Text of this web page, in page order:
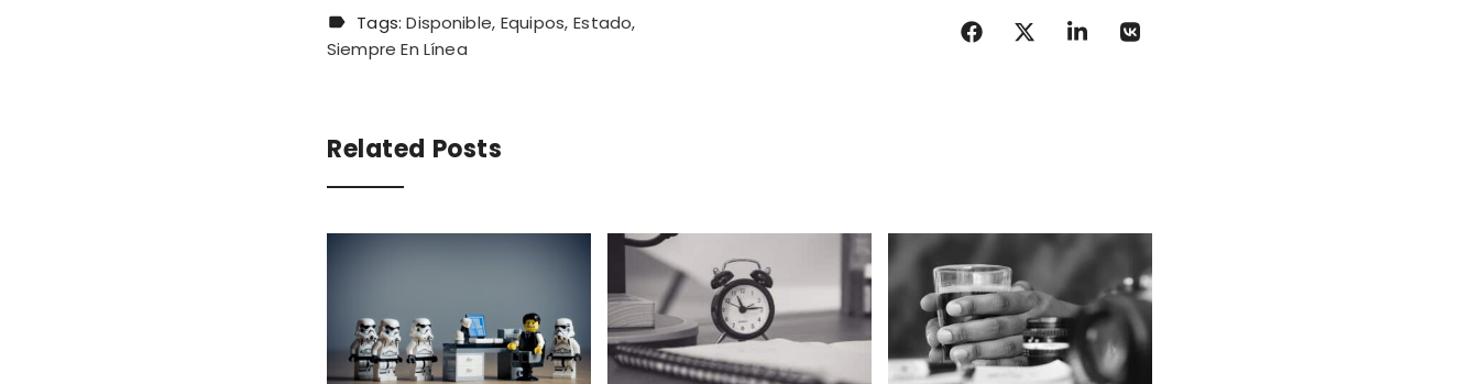
Tags:Disponible Equipos Estado
Siempre En Línea
Related Posts